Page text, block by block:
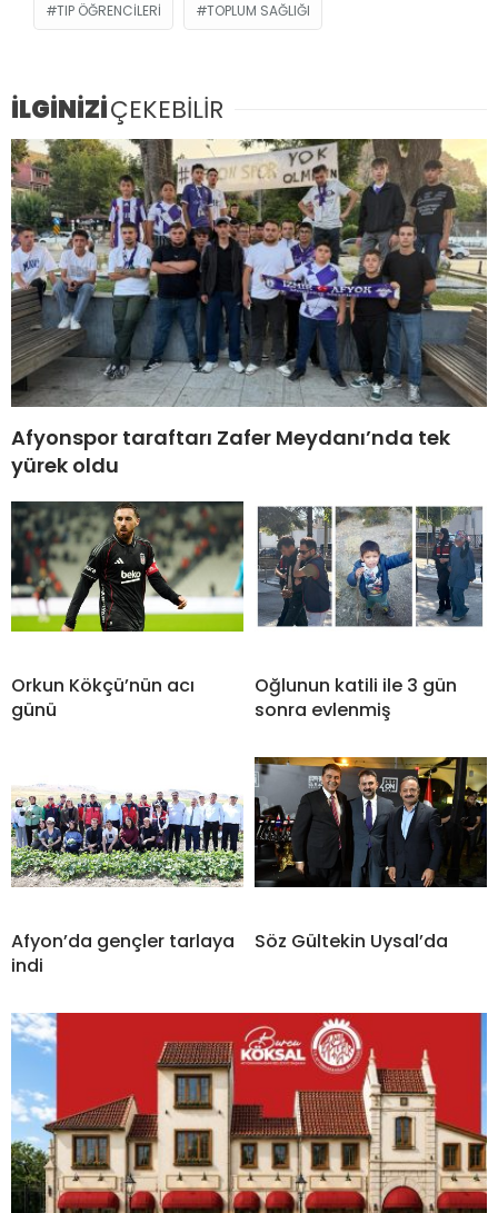
TIP ÖĞRENCILERI TOPLUM SAĞLIĞI
İLGİNİZİÇEKEBİLİR
Afyonspor taraftarı Zafer Meydanı’nda tek
yürek oldu
Orkun Kökçü’nün acı
günü
Oğlunun katili ile 3 gün
sonra evlenmiş
Afyon’da gençler tarlaya
indi
Söz Gültekin Uysal’da